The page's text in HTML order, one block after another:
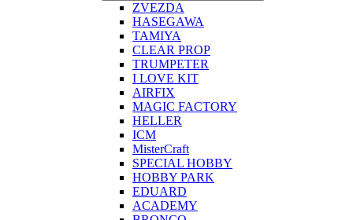
ZVEZDA
HASEGAWA
TAMIYA
CLEAR PROP
TRUMPETER
I LOVE KIT
AIRFIX
MAGIC FACTORY
HELLER
ICM
MisterCraft
SPECIAL HOBBY
HOBBY PARK
EDUARD
ACADEMY